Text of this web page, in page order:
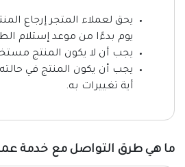
يوم بدءًا من موعد إستلام
يجب أن لا يكون المنتج
يجب أن يكون المنتج في
أية تغييرات به.
ما هي طرق التواصل مع خدمة